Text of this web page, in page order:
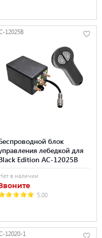
12025B
блок
лебедкой для
Edition AC-12025B
в наличии
5.00
12020-1